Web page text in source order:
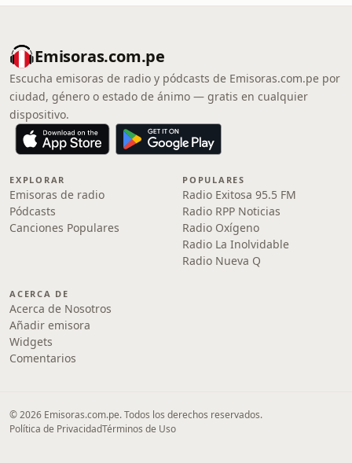
Emisoras.com.pe
Escucha emisoras de radio y pódcasts de Emisoras.com.pe por
ciudad, género o estado de ánimo — gratis en cualquier
dispositivo.
EXPLORAR
Emisoras de radio
Pódcasts
Canciones Populares
POPULARES
Radio Exitosa 95.5 FM
Radio RPP Noticias
Radio Oxígeno
Radio La Inolvidable
Radio Nueva Q
ACERCA DE
Acerca de Nosotros
Añadir emisora
Widgets
Comentarios
© 2026 Emisoras.com.pe. Todos los derechos reservados.
Política de PrivacidadTérminos de Uso